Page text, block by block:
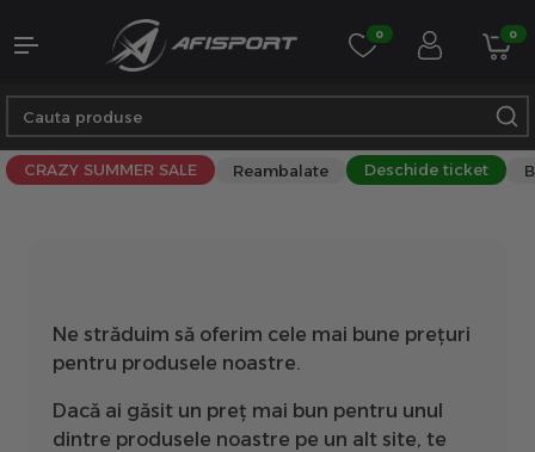
0 0
CRAZY SUMMER SALE Reambalate Deschide ticket
Ne străduim să oferim cele mai bune prețuri
pentru produsele noastre.
Dacă ai găsit un preț mai bun pentru unul
dintre produsele noastre pe un alt site, te